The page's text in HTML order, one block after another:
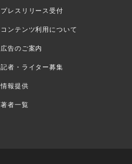
プレスリリース受付
コンテンツ利用について
広告のご案内
記者・ライター募集
情報提供
著者一覧